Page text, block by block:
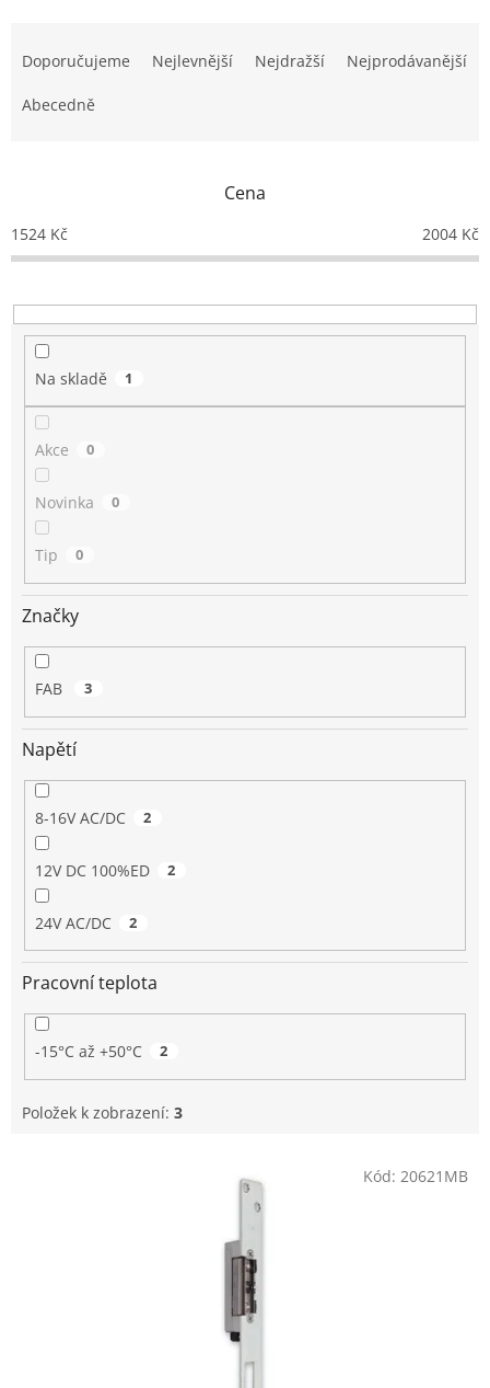
o
d
k
t
Doporučujeme Nejlevnější Nejdražší Nejprodávanější
Abecedně
Cena
1524 Kč 2004 Kč
Na skladě 1
Akce 0
Novinka 0
Tip 0
Značky
FAB 3
Napětí
8-16V AC/DC 2
12V DC 100%ED 2
24V AC/DC 2
Pracovní teplota
-15°C až +50°C 2
Položek k zobrazení: 3
Kód: 20621MB